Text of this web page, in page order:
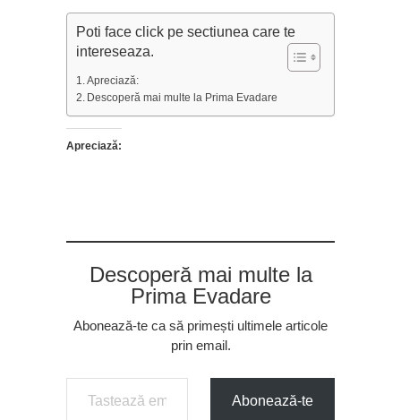
Poti face click pe sectiunea care te
intereseaza.
Apreciază:
Descoperă mai multe la Prima Evadare
Apreciază:
Descoperă mai multe la
Prima Evadare
Abonează-te ca să primești ultimele articole
prin email.
Tastează emailul tău...
Abonează-te